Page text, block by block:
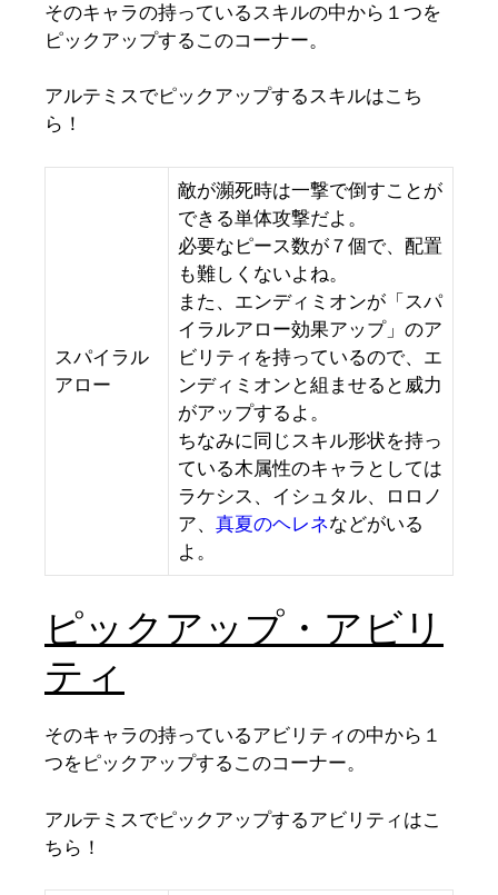
そのキャラの持っているスキルの中から１つを
ピックアップするこのコーナー。
アルテミスでピックアップするスキルはこち
ら！
スパイラル
アロー
敵が瀕死時は一撃で倒すことが
できる単体攻撃だよ。
必要なピース数が７個で、配置
も難しくないよね。
また、エンディミオンが「スパ
イラルアロー効果アップ」のア
ビリティを持っているので、エ
ンディミオンと組ませると威力
がアップするよ。
ちなみに同じスキル形状を持っ
ている木属性のキャラとしては
ラケシス、イシュタル、ロロノ
ア、 真夏のヘレネなどがいる
よ。
ピックアップ・アビリ
ティ
そのキャラの持っているアビリティの中から１
つをピックアップするこのコーナー。
アルテミスでピックアップするアビリティはこ
ちら！